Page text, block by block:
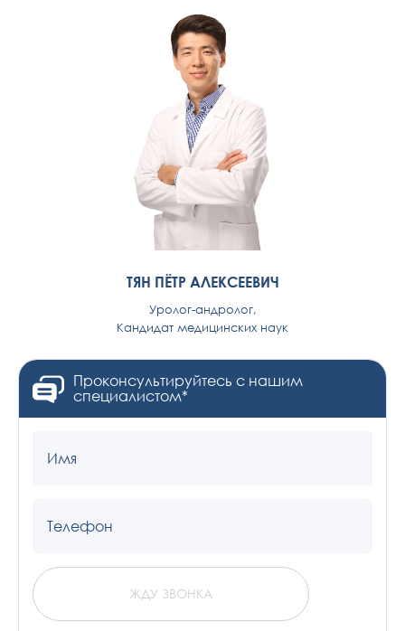
ТЯН ПЁТР АЛЕКСЕЕВИЧ
Уролог-андролог,
Кандидат медицинских наук
Проконсультируйтесь с нашим
специалистом*
Имя
Телефон
ЖДУ ЗВОНКА